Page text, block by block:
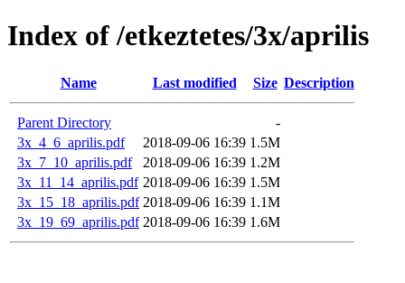
Index of /etkeztetes/3x/aprilis
Name Last modified Size Description
Parent Directory
-
3x_4_6_aprilis.pdf
2018-09-06 16:39 1.5M
3x_7_10_aprilis.pdf
2018-09-06 16:39 1.2M
3x_11_14_aprilis.pdf 2018-09-06 16:39 1.5M
3x_15_18_aprilis.pdf 2018-09-06 16:39 1.1M
3x_19_69_aprilis.pdf 2018-09-06 16:39 1.6M